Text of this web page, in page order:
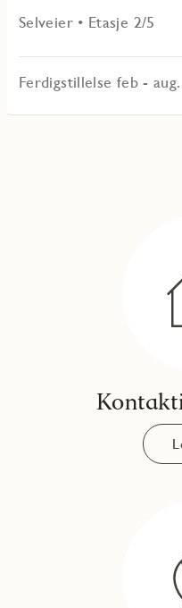
Selveier • Etasje 2/5
Ferdigstillelse feb -